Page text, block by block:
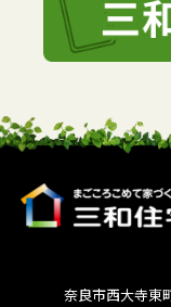
奈良市西大寺東